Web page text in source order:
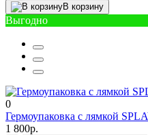
В корзину
Выгодно
0
Гермоупаковка с лямкой
1 800р.